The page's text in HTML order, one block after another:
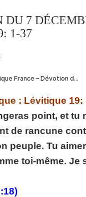
DU 7
1-37
: Lévitique 19:
point, et tu
de rancune
peuple. Tu
toi-même. Je